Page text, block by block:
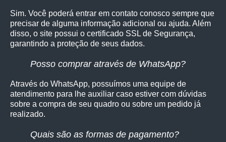
Sim. Você poderá entrar em contato conosco sempre que
precisar de alguma informação adicional ou ajuda. Além
disso, o site possui o certificado SSL de Segurança,
garantindo a proteção de seus dados.
Posso comprar através de WhatsApp?
Através do WhatsApp, possuímos uma equipe de
atendimento para lhe auxiliar caso estiver com dúvidas
sobre a compra de seu quadro ou sobre um pedido já
realizado.
Quais são as formas de pagamento?